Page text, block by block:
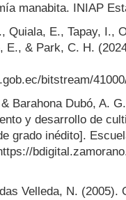
manabita. INIAP
Quiala, E., Tapay, I.,
E., & Park, C. H.
bitstream/
Barahona Dubó, A.
y desarrollo de
grado inédito].
Velleda, N. (2005).